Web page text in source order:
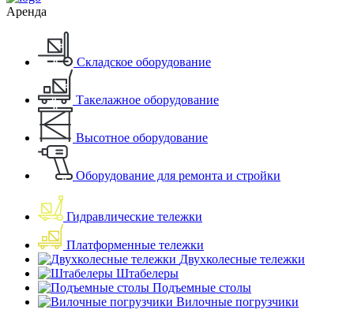
Аренда
Складское оборудование
Такелажное оборудование
Высотное оборудование
Оборудование для ремонта и стройки
Гидравлические тележки
Платформенные тележки
Двухколесные тележки
Штабелеры
Подъемные столы
Вилочные погрузчики